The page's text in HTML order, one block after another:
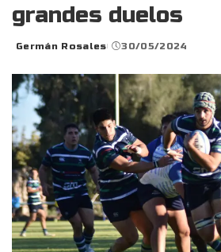
grandes duelos
Posted
Germán Rosales 30/05/2024